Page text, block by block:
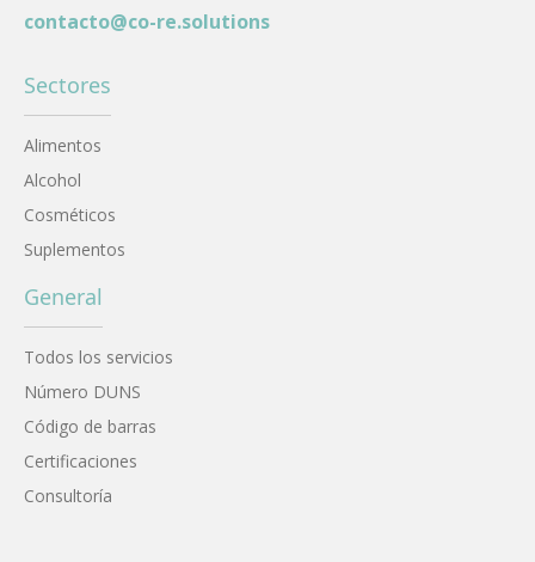
contacto@co-re.solutions
Sectores
Alimentos
Alcohol
Cosméticos
Suplementos
General
Todos los servicios
Número DUNS
Código de barras
Certificaciones
Consultoría